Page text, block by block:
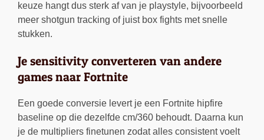
keuze hangt dus sterk af van je playstyle, bijvoorbeeld
meer shotgun tracking of juist box fights met snelle
stukken.
Je sensitivity converteren van andere
games naar Fortnite
Een goede conversie levert je een Fortnite hipfire
baseline op die dezelfde cm/360 behoudt. Daarna kun
je de multipliers finetunen zodat alles consistent voelt